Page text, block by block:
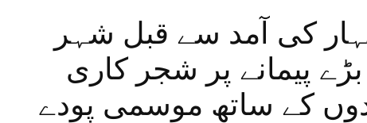
کی آمد سے قبل شہر
بڑے پیمانے پر شجر کاری
کے ساتھ موسمی پودے